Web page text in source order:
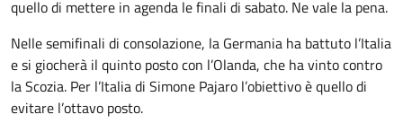
quello di mettere in agenda le finali di sabato. Ne vale la pena.
Nelle semifinali di consolazione, la Germania ha battuto l’Italia
e si giocherà il quinto posto con l’Olanda, che ha vinto contro
la Scozia. Per l’Italia di Simone Pajaro l’obiettivo è quello di
evitare l’ottavo posto.